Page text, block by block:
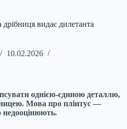
видає дилетанта
10.02.2026
однією-єдиною деталлю,
Мова про плінтус —
недооцінюють.